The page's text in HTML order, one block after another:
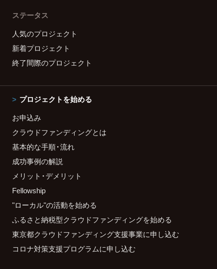
ステータス
人気のプロジェクト
新着プロジェクト
終了間際のプロジェクト
プロジェクトを始める
お申込み
クラウドファンディングとは
基本的な手順・流れ
成功事例の解説
メリット・デメリット
Fellowship
"ローカル"の活動を始める
ふるさと納税型クラウドファンディングを始める
東京都クラウドファンディング支援事業に申し込む
コロナ対策支援プログラムに申し込む